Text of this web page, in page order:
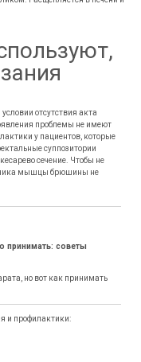
отсутствия акта
проблемы не имеют
у пациентов, которые
суппозитории
сечение. Чтобы не
мышцы брюшины не
принимать: советы
но вот как принимать
и профилактики: